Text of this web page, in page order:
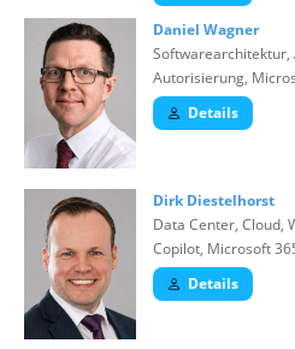
Daniel Wagner
Autorisierung,
Details
Dirk Diestelhorst
Data Center, Cloud,
Copilot, Microsoft
Details